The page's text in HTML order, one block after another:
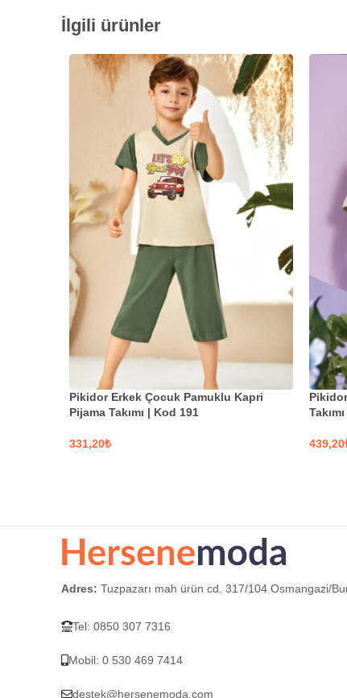
İlgili ürünler
Pikidor Erkek Çocuk Pamuklu Kapri
Pijama Takımı | Kod 191
₺
Adres: Tuzpazarı mah ürün cd. 317/104 Osmangazi/
Tel: 0850 307 7316
Mobil: 0 530 469 7414
destek@hersenemoda.com